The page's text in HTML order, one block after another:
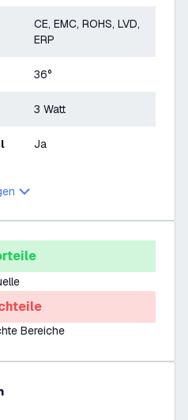
CE, EMC, ROHS, LVD,
ERP
36°
3 Watt
Ja
Bereiche